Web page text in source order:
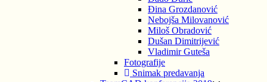
Đina Grozdanović
Nebojša Milovanović
Miloš Obradović
Dušan Dimitrijević
Vladimir Guteša
Fotografije
Snimak predavanja